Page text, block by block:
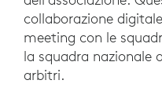
collaborazione
meeting con le
la squadra nazionale
arbitri.